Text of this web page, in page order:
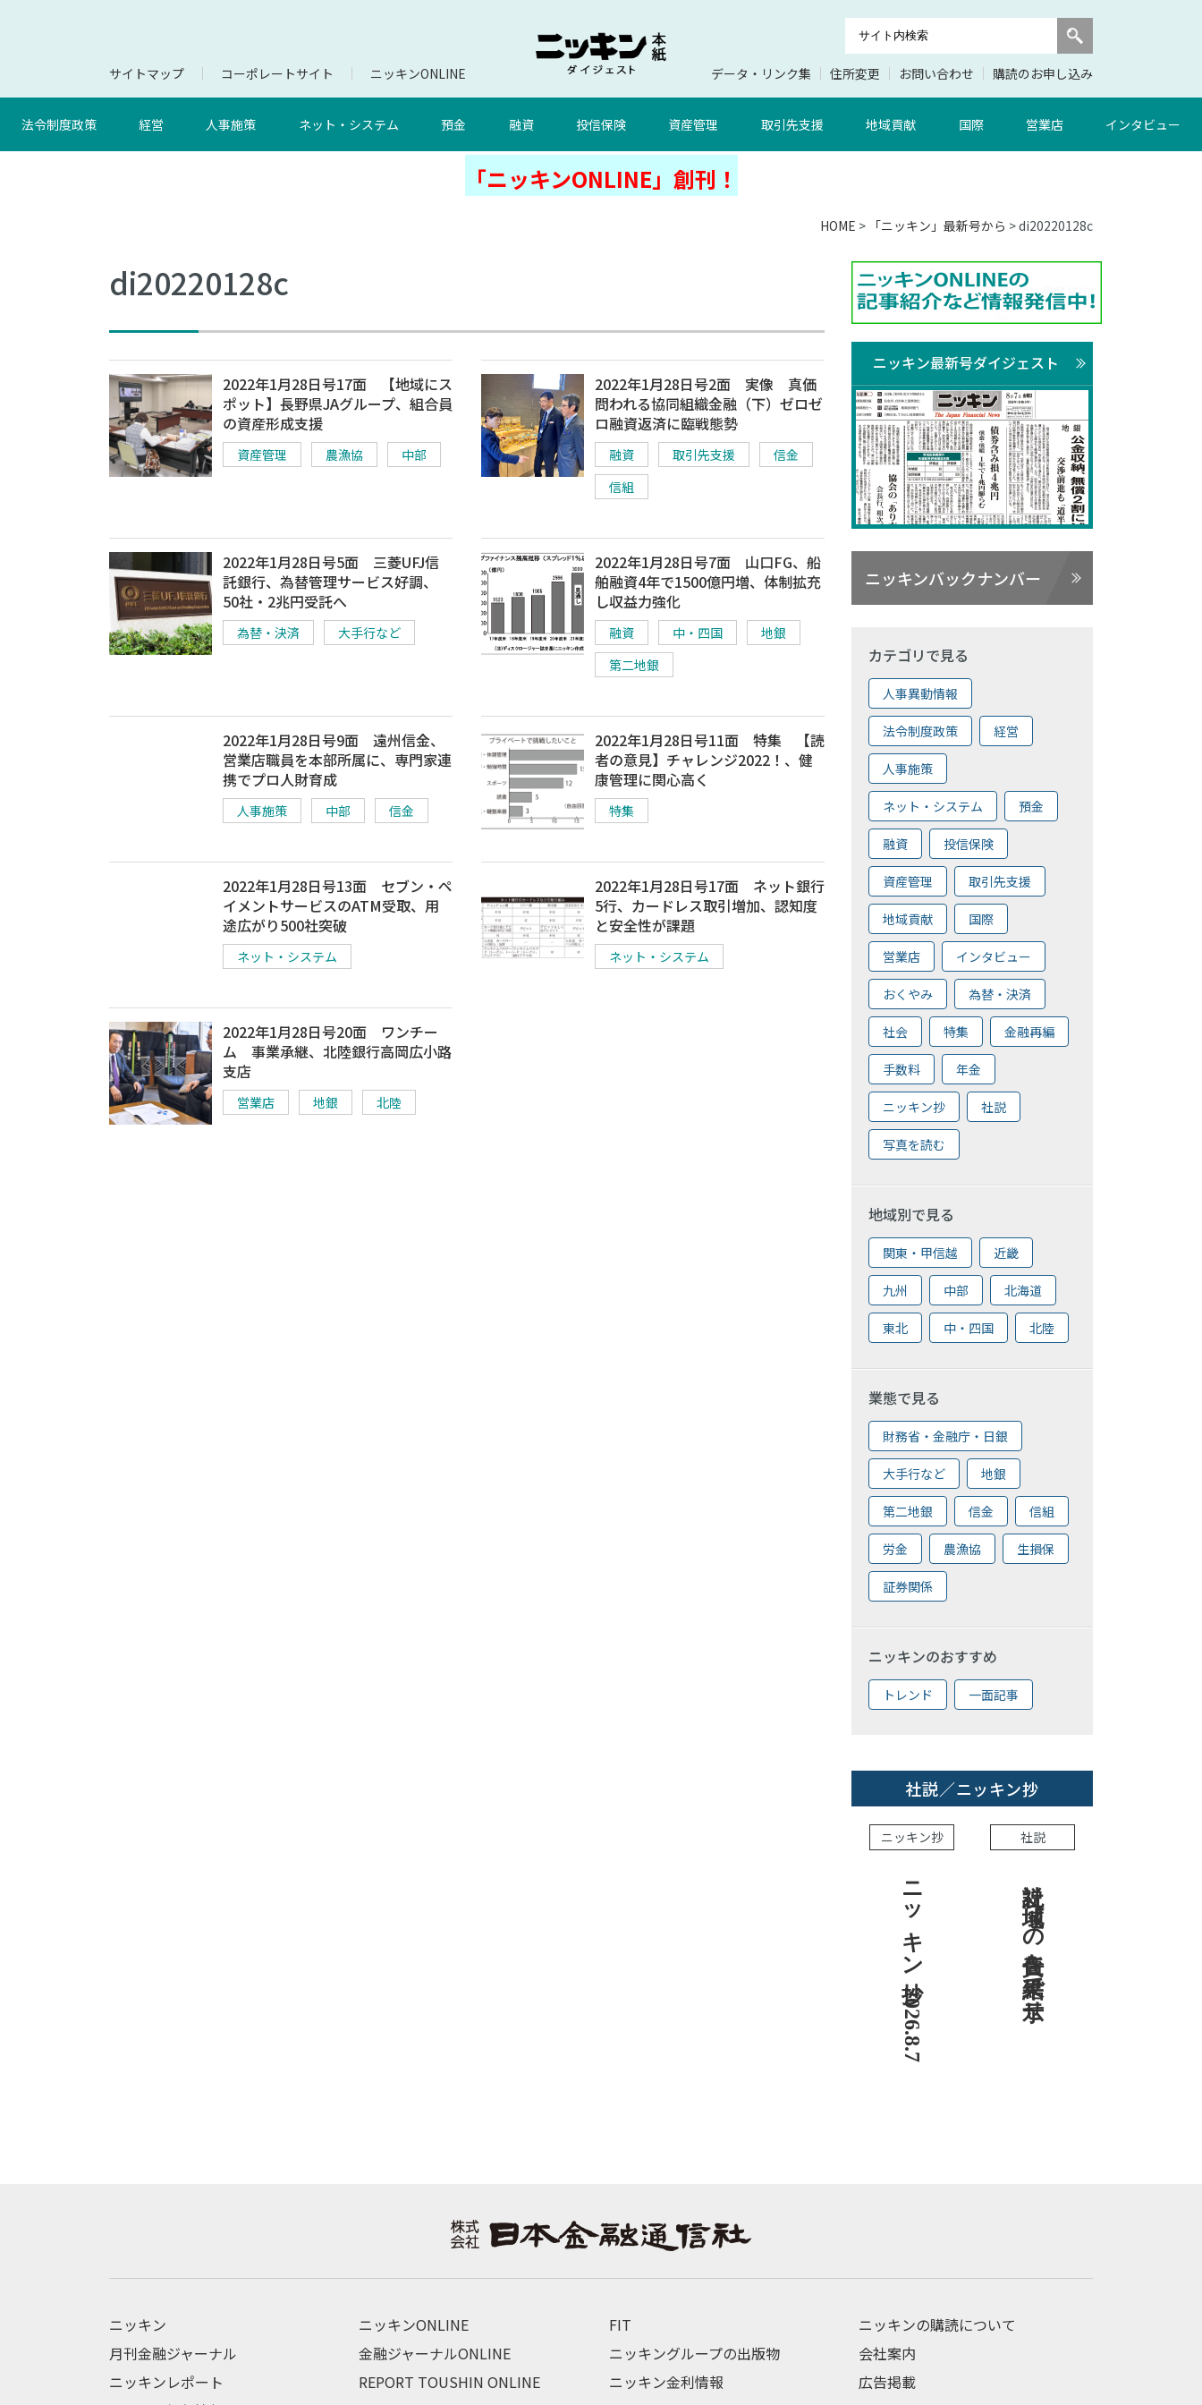
サイトマップ コーポレートサイト ニッキンONLINE データ・リンク集 住所変更 お問い合わせ 購読のお申し込み
法令制度政策 経営 人事施策 ネット・システム 預金 融資 投信保険 資産管理 取引先支援 地域貢献 国際 営業店 インタビュー
「ニッキンONLINE」創刊！
HOME > 「ニッキン」最新号から > di20220128c
di20220128c
2022年1月28日号17面 【地域にス
ポット】長野県JAグループ、組合員
の資産形成支援
資産管理 農漁協 中部
2022年1月28日号2面 実像 真価
問われる協同組織金融（下）ゼロゼ
ロ融資返済に臨戦態勢
融資 取引先支援
信金
信組
2022年1月28日号5面 三菱UFJ信
託銀行、為替管理サービス好調、
50社・2兆円受託へ
為替・決済 大手行など
2022年1月28日号7面 山口FG、船
舶融資4年で1500億円増、体制拡充
し収益力強化
融資 中・四国
地銀
第二地銀
2022年1月28日号9面 遠州信金、
営業店職員を本部所属に、専門家連
携でプロ人財育成
人事施策 中部 信金
2022年1月28日号11面 特集 【読
者の意見】チャレンジ2022！、健
康管理に関心高く
特集
2022年1月28日号13面 セブン・ペ
イメントサービスのATM受取、用
途広がり500社突破
ネット・システム
2022年1月28日号17面 ネット銀行
5行、カードレス取引増加、認知度
と安全性が課題
ネット・システム
2022年1月28日号20面 ワンチー
ム 事業承継、北陸銀行高岡広小路
支店
営業店 地銀 北陸
ニッキン最新号ダイジェスト
ニッキンバックナンバー
カテゴリで見る
人事異動情報
法令制度政策 経営
人事施策
ネット・システム 預金
融資 投信保険
資産管理 取引先支援
地域貢献 国際
営業店 インタビュー
おくやみ 為替・決済
社会 特集 金融再編
手数料 年金
ニッキン抄 社説
写真を読む
地域別で見る
関東・甲信越 近畿
九州 中部 北海道
東北 中・四国 北陸
業態で見る
財務省・金融庁・日銀
大手行など 地銀
第二地銀 信金 信組
労金 農漁協 生損保
証券関係
ニッキンのおすすめ
トレンド 一面記事
社説／ニッキン抄
ニッキン抄
ニッキン抄 2026.8.7
社説
社説 地域への責任を結果で示せ
ニッキン
月刊金融ジャーナル
ニッキンレポート
ニッキンONLINE
金融ジャーナルONLINE
REPORT TOUSHIN ONLINE
FIT
ニッキングループの出版物
ニッキン金利情報
ニッキンの購読について
会社案内
広告掲載